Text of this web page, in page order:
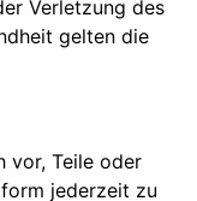
Verletzung des
gelten die
vor, Teile oder
jederzeit zu